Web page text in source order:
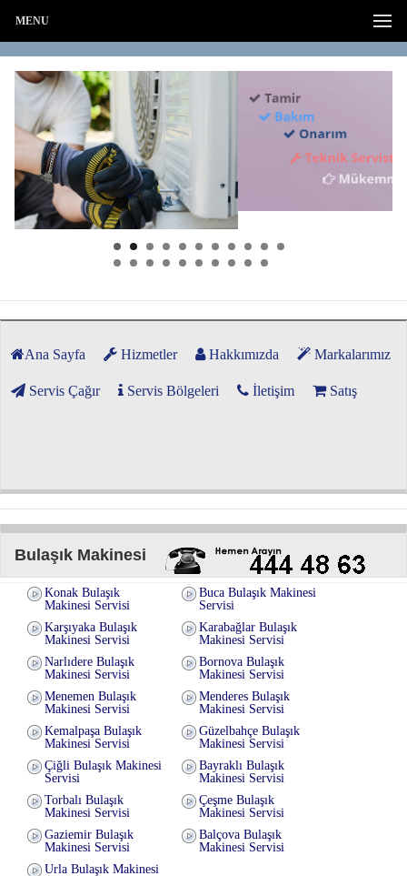
MENU
Ana Sayfa Hizmetler Hakkımızda Markalarımız
Servis Çağır Servis Bölgeleri İletişim Satış
Bulaşık Makinesi
Konak Bulaşık
Makinesi Servisi
Buca Bulaşık Makinesi
Servisi
Karşıyaka Bulaşık
Makinesi Servisi
Karabağlar Bulaşık
Makinesi Servisi
Narlıdere Bulaşık
Makinesi Servisi
Bornova Bulaşık
Makinesi Servisi
Menemen Bulaşık
Makinesi Servisi
Menderes Bulaşık
Makinesi Servisi
Kemalpaşa Bulaşık
Makinesi Servisi
Güzelbahçe Bulaşık
Makinesi Servisi
Çiğli Bulaşık Makinesi
Servisi
Bayraklı Bulaşık
Makinesi Servisi
Torbalı Bulaşık
Makinesi Servisi
Çeşme Bulaşık
Makinesi Servisi
Gaziemir Bulaşık
Makinesi Servisi
Balçova Bulaşık
Makinesi Servisi
Urla Bulaşık Makinesi